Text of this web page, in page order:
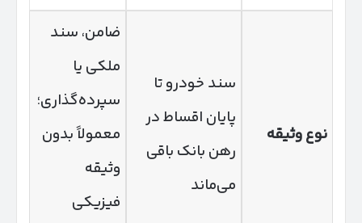
نوع وثیقه
سند خودرو تا
پایان اقساط در
رهن بانک باقی
می‌ماند
ضامن، سند
ملکی یا
سپرده‌گذاری؛
معمولاً بدون
وثیقه
فیزیکی